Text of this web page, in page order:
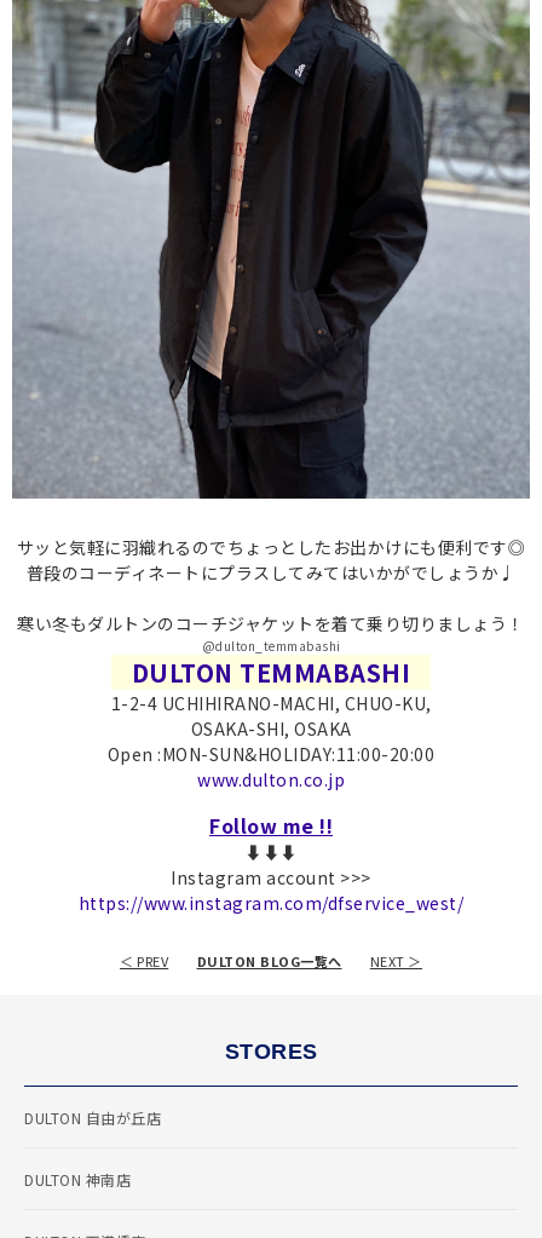
サッと気軽に羽織れるのでちょっとしたお出かけにも便利です◎
普段のコーディネートにプラス してみてはいかがでしょうか♩
寒い冬もダルトンのコーチジャケットを着て乗り切りましょう！
@dulton_temmabashi
DULTON TEMMABASHI
1-2-4 UCHIHIRANO-MACHI, CHUO-KU,
OSAKA-SHI, OSAKA
Open :MON-SUN&HOLIDAY:11:00-20:00
www.dulton.co.jp
Follow me !!
⬇︎⬇︎⬇︎
Instagram account >>>
https://www.instagram.com/dfservice_west/
＜ PREV DULTON BLOG一覧へ NEXT ＞
STORES
DULTON 自由が丘店
DULTON 神南店